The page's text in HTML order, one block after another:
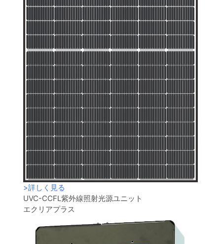
>詳しく見る
UVC-CCFL紫外線照射光源ユニット
エクリアプラス